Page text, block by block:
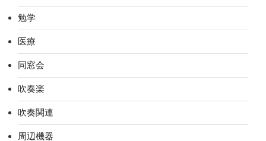
勉学
医療
同窓会
吹奏楽
吹奏関連
周辺機器